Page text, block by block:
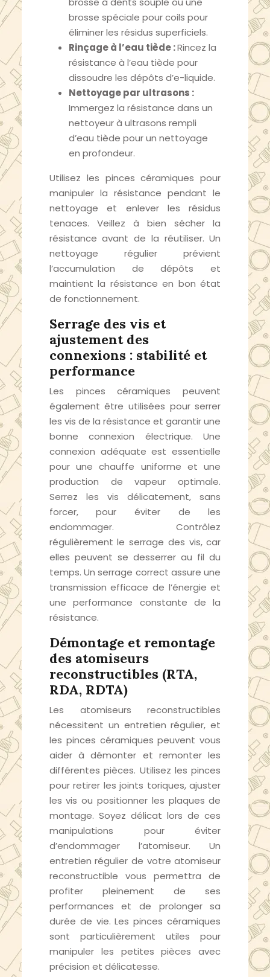
brosse spéciale pour coils pour
éliminer les résidus superficiels.
Rinçage à l’eau tiède :Rincez la
résistance à l’eau tiède pour
dissoudre les dépôts d’e-liquide.
Nettoyage par ultrasons :
Immergez la résistance dans un
nettoyeur à ultrasons rempli
d’eau tiède pour un nettoyage
en profondeur.
Utilisez les pinces céramiques pour
manipuler la résistance pendant le
nettoyage et enlever les résidus
tenaces. Veillez à bien sécher la
résistance avant de la réutiliser. Un
nettoyage régulier prévient
l’accumulation de dépôts et
maintient la résistance en bon état
de fonctionnement.
Serrage des vis et
ajustement des
connexions : stabilité et
performance
Les pinces céramiques peuvent
également être utilisées pour serrer
les vis de la résistance et garantir une
bonne connexion électrique. Une
connexion adéquate est essentielle
pour une chauffe uniforme et une
production de vapeur optimale.
Serrez les vis délicatement, sans
forcer, pour éviter de les
endommager. Contrôlez
régulièrement le serrage des vis, car
elles peuvent se desserrer au fil du
temps. Un serrage correct assure une
transmission efficace de l’énergie et
une performance constante de la
résistance.
Démontage et remontage
des atomiseurs
reconstructibles (RTA,
RDA, RDTA)
Les atomiseurs reconstructibles
nécessitent un entretien régulier, et
les pinces céramiques peuvent vous
aider à démonter et remonter les
différentes pièces. Utilisez les pinces
pour retirer les joints toriques, ajuster
les vis ou positionner les plaques de
montage. Soyez délicat lors de ces
manipulations pour éviter
d’endommager l’atomiseur. Un
entretien régulier de votre atomiseur
reconstructible vous permettra de
profiter pleinement de ses
performances et de prolonger sa
durée de vie. Les pinces céramiques
sont particulièrement utiles pour
manipuler les petites pièces avec
précision et délicatesse.